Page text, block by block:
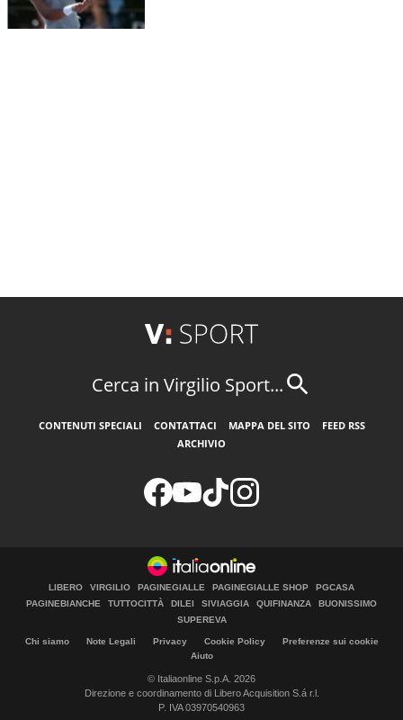
Cerca in Virgilio Sport...
CONTENUTI SPECIALI CONTATTACI MAPPA DEL SITO
FEED RSS
ARCHIVIO
LIBERO VIRGILIO PAGINEGIALLE PAGINEGIALLE SHOP
PGCASA
PAGINEBIANCHE
TUTTOCITTÀ DILEI SIVIAGGIA QUIFINANZA
BUONISSIMO
SUPEREVA
Chi siamo Note Legali Privacy Cookie Policy
Preferenze sui cookie
Aiuto
© Italiaonline S.p.A. 2026
Direzione e coordinamento di Libero Acquisition S.á r.l.
P. IVA 03970540963